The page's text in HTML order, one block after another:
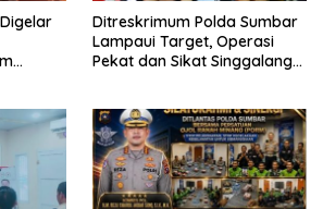
Ditreskrimum Polda Sumbar
Lampaui Target, Operasi
Pekat dan Sikat Singgalang